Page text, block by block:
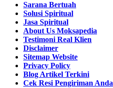
Sarana Bertuah
Solusi Spiritual
Jasa Spiritual
About Us Moksapedia
Testimoni Real Klien
Disclaimer
Sitemap Website
Privacy Policy
Blog Artikel Terkini
Cek Resi Pengiriman Anda